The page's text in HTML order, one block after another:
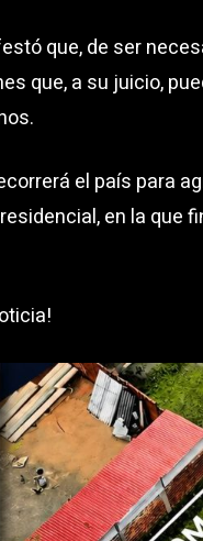
que, de ser
que, a su juicio,
el país para
en la que